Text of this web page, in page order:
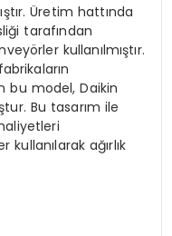
Üretim hattında
tarafından
kullanılmıştır.
bu model, Daikin
Bu tasarım ile
ağırlık